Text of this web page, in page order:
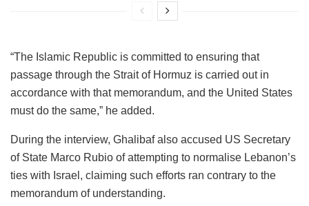
“The Islamic Republic is committed to ensuring that
passage through the Strait of Hormuz is carried out in
accordance with that memorandum, and the United States
must do the same,” he added.
During the interview, Ghalibaf also accused US Secretary
of State Marco Rubio of attempting to normalise Lebanon’s
ties with Israel, claiming such efforts ran contrary to the
memorandum of understanding.